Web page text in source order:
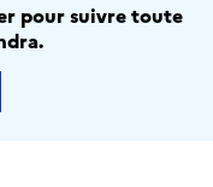
pour suivre toute